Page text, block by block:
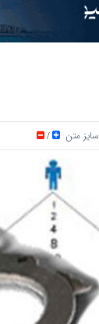
سایز متن /